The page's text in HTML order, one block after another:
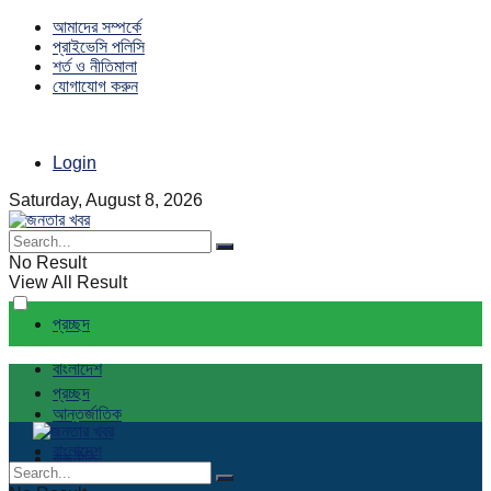
আমাদের সম্পর্কে
প্রাইভেসি পলিসি
শর্ত ও নীতিমালা
যোগাযোগ করুন
Login
Saturday, August 8, 2026
No Result
View All Result
প্রচ্ছদ
বাংলাদেশ
আন্তর্জাতিক
রাজনীতি
প্রচ্ছদ
বাংলাদেশ